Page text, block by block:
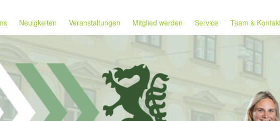
Neuigkeiten Veranstaltungen Mitglied werden Service Team &